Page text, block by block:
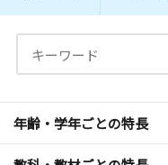
年齢・学年ごとの特長